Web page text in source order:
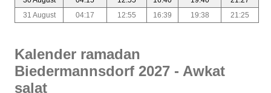
31 August
04:17 12:55 16:39 19:38 21:25
Kalender ramadan
Biedermannsdorf 2027 - Awkat
salat